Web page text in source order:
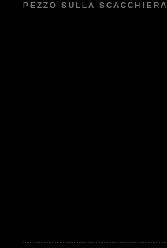
PEZZO SULLA SCACCHIERA